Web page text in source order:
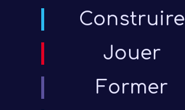
Construire
Jouer
Former